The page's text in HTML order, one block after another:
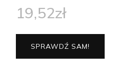
19,52zł
SPRAWDŹ SAM!